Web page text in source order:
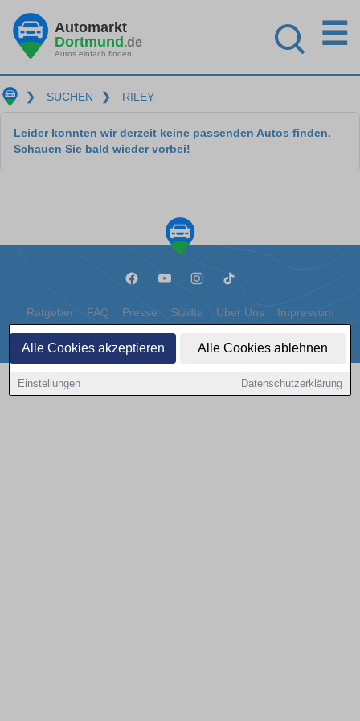
Alle Cookies akzeptieren Alle Cookies ablehnen
Einstellungen Datenschutzerklärung
Automarkt
Dortmund.de
Autos einfach finden
☰
❯ SUCHEN ❯ RILEY
Leider konnten wir derzeit keine passenden Autos finden.
Schauen Sie bald wieder vorbei!
Ratgeber FAQ Presse Städte Über Uns Impressum
Datenschutz Cookies
Copyright © 2000 - 2026 | 1A Infosysteme GmbH | Content by: 1a-sites-autos